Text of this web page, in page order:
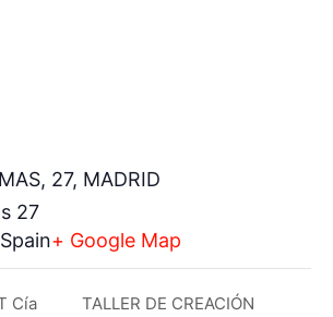
27, MADRID
27
Spain+ Google Map
Cía
TALLER DE CREACIÓN